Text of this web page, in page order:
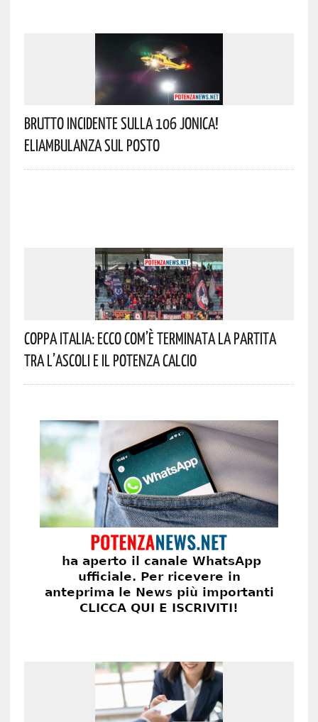
Brutto Incidente Sulla 106 Jonica!
Eliambulanza Sul Posto
Coppa Italia: Ecco Com’è Terminata La Partita
Tra L’Ascoli E Il Potenza Calcio